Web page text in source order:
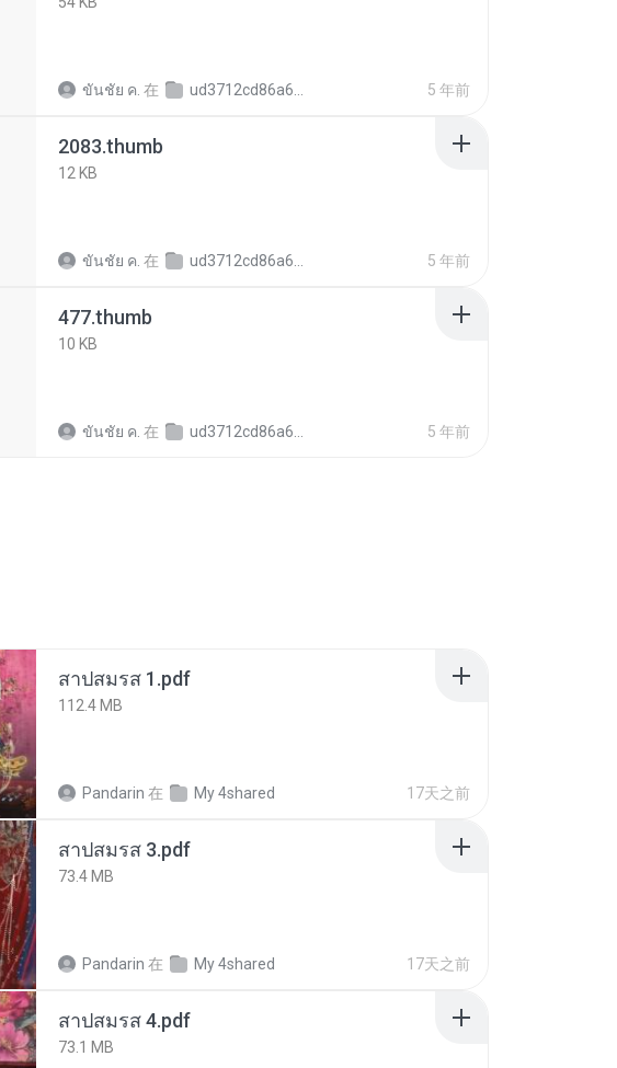
ขันชัย ค. 在 ud3712cd86a645f3cf19f89c04eb91398 5 年前
2083.thumb
12 KB
ขันชัย ค. 在 ud3712cd86a645f3cf19f89c04eb91398 5 年前
477.thumb
10 KB
ขันชัย ค. 在 ud3712cd86a645f3cf19f89c04eb91398 5 年前
สาปสมรส 1.pdf
112.4 MB
Pandarin 在 My 4shared 17天之前
สาปสมรส 3.pdf
73.4 MB
Pandarin 在 My 4shared 17天之前
สาปสมรส 4.pdf
73.1 MB